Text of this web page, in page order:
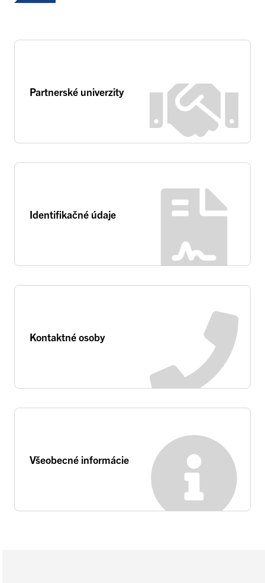
Partnerské univerzity
Identifikačné údaje
Kontaktné osoby
Všeobecné informácie